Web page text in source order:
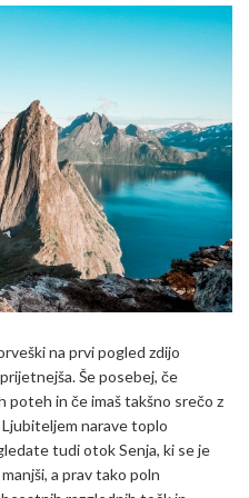
na prvi pogled zdijo
Še posebej, če
poteh in če imaš takšno srečo z
narave toplo
tudi otok Senja, ki se je
a prav tako poln